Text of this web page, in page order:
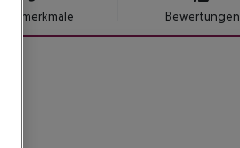
Bewertungen